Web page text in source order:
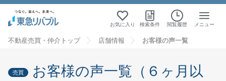
お気に入り 検索条件 閲覧履歴 メニュー
不動産売買・仲介トップ 店舗情報 お客様の声一覧
売買
お客様の声一覧（６ヶ月以